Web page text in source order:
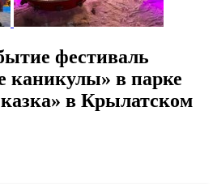
фестиваль
каникулы» в парке
в Крылатском